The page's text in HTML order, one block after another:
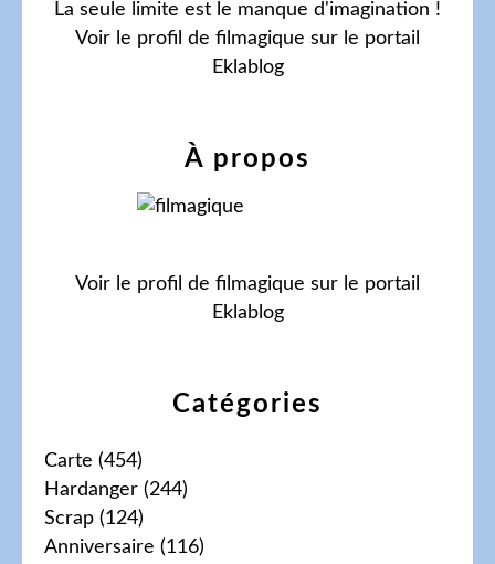
Catégories
Carte (454)
Hardanger (244)
Scrap (124)
Anniversaire (116)
La seule limite est le manque d'imagination !
Voir le profil de filmagique sur le portail
Eklablog
À propos
Voir le profil de filmagique sur le portail
Eklablog